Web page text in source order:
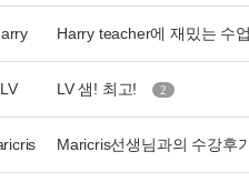
Harry teacher에 재밌는 수
LV LV 샘! 최고! 2
Maricris선생님과의 수강후